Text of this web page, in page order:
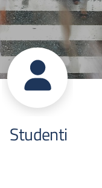
Studenti